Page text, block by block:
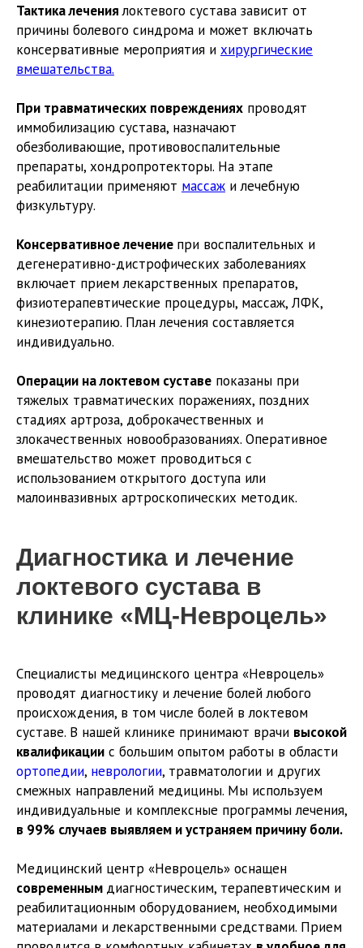
Тактика лечениялоктевого сустава зависит от
причины болевого синдрома и может включать
консервативные мероприятия и хирургические
вмешательства.
При травматических повреждениях проводят
иммобилизацию сустава, назначают
обезболивающие, противовоспалительные
препараты, хондропротекторы. На этапе
реабилитации применяют массаж и лечебную
физкультуру.
Консервативное лечение при воспалительных и
дегенеративно-дистрофических заболеваниях
включает прием лекарственных препаратов,
физиотерапевтические процедуры, массаж, ЛФК,
кинезиотерапию. План лечения составляется
индивидуально.
Операции на локтевом суставе показаны при
тяжелых травматических поражениях, поздних
стадиях артроза, доброкачественных и
злокачественных новообразованиях. Оперативное
вмешательство может проводиться с
использованием открытого доступа или
малоинвазивных артроскопических методик.
Диагностика и лечение
локтевого сустава в
клинике «МЦ-Невроцель»
Специалисты медицинского центра «Невроцель»
проводят диагностику и лечение болей любого
происхождения, в том числе болей в локтевом
суставе. В нашей клинике принимают врачи высокой
квалификации с большим опытом работы в области
ортопедии, неврологии, травматологии и других
смежных направлений медицины. Мы используем
индивидуальные и комплексные программы лечения,
в 99% случаев выявляем и устраняем причину боли.
Медицинский центр «Невроцель» оснащен
современным диагностическим, терапевтическим и
реабилитационным оборудованием, необходимыми
материалами и лекарственными средствами. Прием